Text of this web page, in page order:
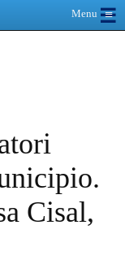
Menu≡
☰
Cisal,